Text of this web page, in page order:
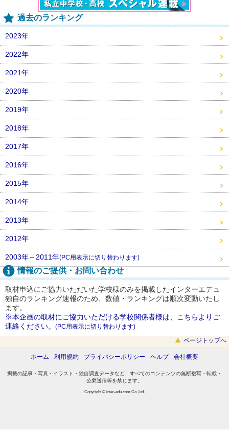
過去のランキング
2023年
2022年
2021年
2020年
2019年
2018年
2017年
2016年
2015年
2014年
2013年
2012年
2003年～2011年(PC用表示に切り替わります)
情報のご提供・お問い合わせ
取材申込にご協力いただいた学校様のみを掲載したインターエデュ
独自のランキング速報のため、数値・ランキングは順次変動いたし
ます。
※本企画の取材にご協力いただける学校関係者様は、こちらよりご
連絡ください。 (PC用表示に切り替わります)
ページトップへ
ホーム 利用規約 プライバシーポリシー ヘルプ 会社概要
掲載の記事・写真・イラスト・独自調査データなど、すべてのコンテンツの無断複写・転載・
公衆送信等を禁じます。
Copyright © inter-edu.com Co.,Ltd.